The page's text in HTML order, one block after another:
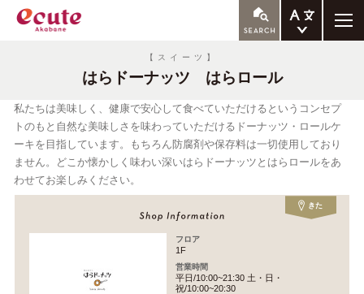
한국어
【スイーツ】
はらドーナッツ はらロール
私たちは美味しく、健康で安心して食べていただけるというコンセプ
トのもと自然な美味しさを味わっていただけるドーナッツ・ロールケ
ーキを目指しています。もちろん防腐剤や保存料は一切使用しており
ません。どこか懐かしく味わい深いはらドーナッツとはらロールをあ
わせてお楽しみください。
きた
フロア
1F
営業時間
平日/10:00~21:30 土・日・
祝/10:00~20:30